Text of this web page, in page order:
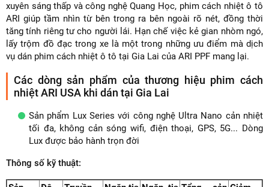
xuyên sáng thấp và công nghệ Quang Học, phim cách nhiệt ô tô
ARI giúp tầm nhìn từ bên trong ra bên ngoài rõ nét, đồng thời
tăng tính riêng tư cho người lái. Hạn chế việc kẻ gian nhòm ngó,
lấy trộm đồ đạc trong xe là một trong những ưu điểm mà dịch
vụ dán phim cách nhiệt ô tô tại Gia Lai của ARI PPF mang lại.
Các dòng sản phẩm của thương hiệu phim cách
nhiệt ARI USA khi dán tại Gia Lai
Sản phẩm Lux Series với công nghệ Ultra Nano cản nhiệt
tối đa, không cản sóng wifi, điện thoại, GPS, 5G... Dòng
Lux được bảo hành trọn đời
Thông số kỹ thuật: